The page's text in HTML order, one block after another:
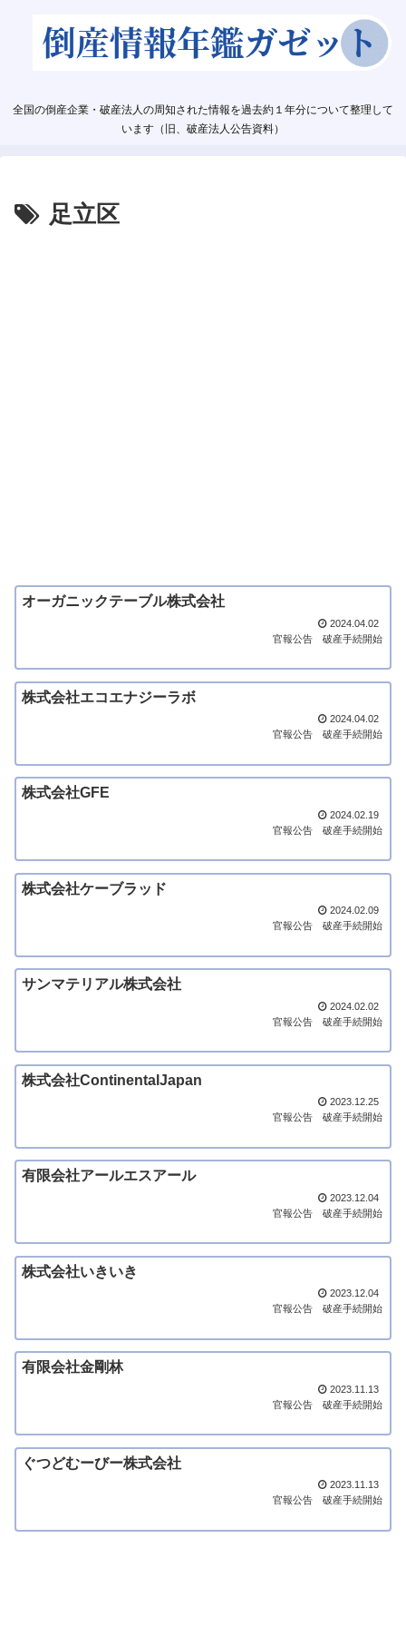
全国の倒産企業・破産法人の周知された情報を過去約１年分について整理して
います（旧、破産法人公告資料）
足立区
オーガニックテーブル株式会社
2024.04.02
官報公告
破産手続開始
株式会社エコエナジーラボ
2024.04.02
官報公告
破産手続開始
株式会社GFE
2024.02.19
官報公告
破産手続開始
株式会社ケーブラッド
2024.02.09
官報公告
破産手続開始
サンマテリアル株式会社
2024.02.02
官報公告
破産手続開始
株式会社ContinentalJapan
2023.12.25
官報公告
破産手続開始
有限会社アールエスアール
2023.12.04
官報公告
破産手続開始
株式会社いきいき
2023.12.04
官報公告
破産手続開始
有限会社金剛林
2023.11.13
官報公告
破産手続開始
ぐつどむーびー株式会社
2023.11.13
官報公告
破産手続開始